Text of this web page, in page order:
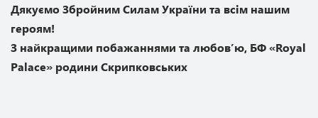
Дякуємо Збройним Силам України та всім нашим
героям!
З найкращими побажаннями та любов’ю, БФ «Royal
Palace» родини Скрипковських